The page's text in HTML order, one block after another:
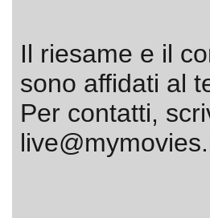
Il riesame e il
sono affidati al
Per contatti,